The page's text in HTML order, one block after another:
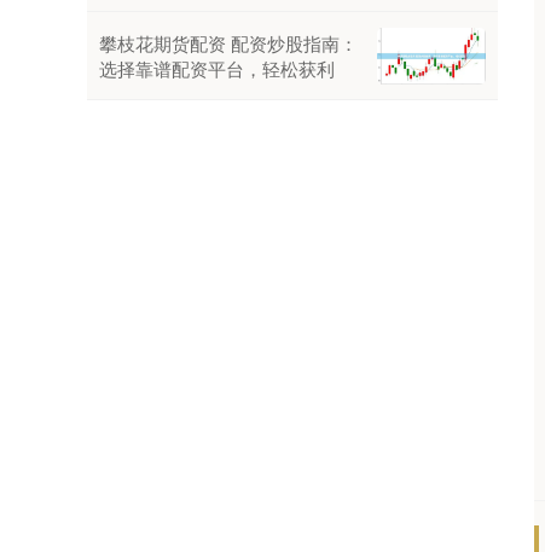
攀枝花期货配资 配资炒股指南：
选择靠谱配资平台，轻松获利